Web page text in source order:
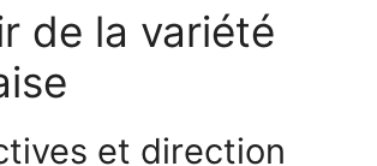
de la variété
et direction